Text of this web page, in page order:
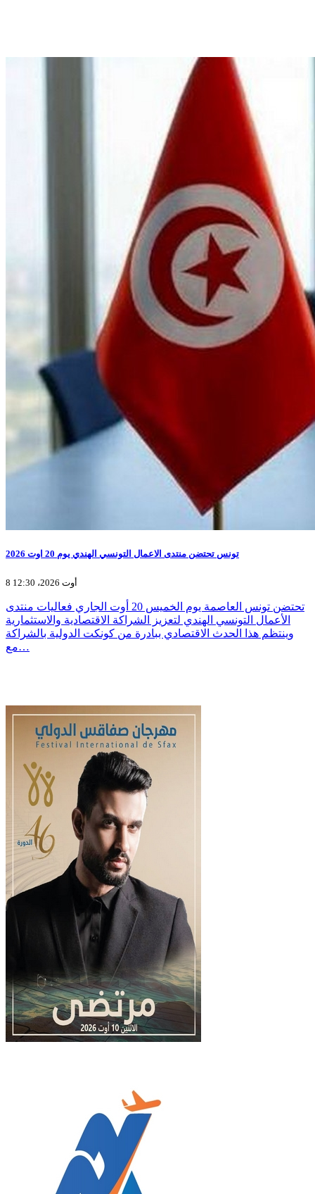
تونس تحتضن منتدى الاعمال التونسي الهندي يوم 20 اوت 2026
8 أوت 2026، 12:30
تحتضن تونس العاصمة يوم الخميس 20 أوت الجاري فعاليات منتدى
الأعمال التونسي الهندي لتعزيز الشراكة الاقتصادية والاستثمارية
وينتظم هذا الحدث الاقتصادي ببادرة من كونكت الدولية بالشراكة
مع…